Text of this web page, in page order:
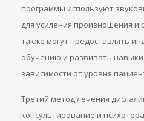
программы используют
для усиления произношения и
также могут предоставлять
обучению и развивать
зависимости от уровня
Третий метод лечения
консультирование и